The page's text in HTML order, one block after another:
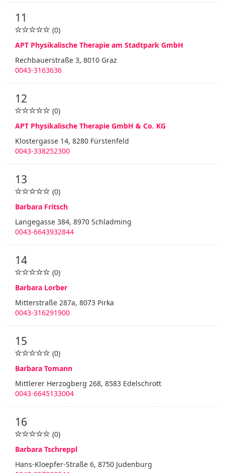
11
(0)
APT Physikalische Therapie am Stadtpark GmbH
Rechbauerstraße 3, 8010 Graz
0043-3163636
12
(0)
APT Physikalische Therapie GmbH & Co. KG
Klostergasse 14, 8280 Fürstenfeld
0043-338252300
13
(0)
Barbara Fritsch
Langegasse 384, 8970 Schladming
0043-6643932844
14
(0)
Barbara Lorber
Mitterstraße 287a, 8073 Pirka
0043-316291900
15
(0)
Barbara Tomann
Mittlerer Herzogberg 268, 8583 Edelschrott
0043-6645133004
16
(0)
Barbara Tschreppl
Hans-Kloepfer-Straße 6, 8750 Judenburg